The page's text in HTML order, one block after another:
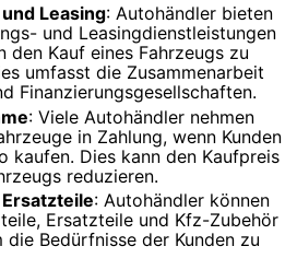
Leasing: Autohändler bieten
und Leasingdienstleistungen
den Kauf eines Fahrzeugs zu
umfasst die Zusammenarbeit
Finanzierungsgesellschaften.
: Viele Autohändler nehmen
in Zahlung, wenn Kunden
kaufen. Dies kann den Kaufpreis
reduzieren.
: Autohändler können
Ersatzteile und Kfz-Zubehör
die Bedürfnisse der Kunden zu